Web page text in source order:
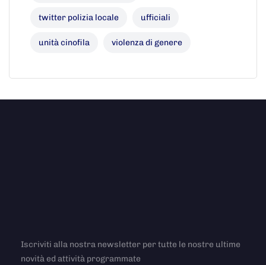
twitter polizia locale ufficiali
unità cinofila violenza di genere
Iscriviti alla nostra newsletter per tutte le nostre ultime
novità ed attività programmate